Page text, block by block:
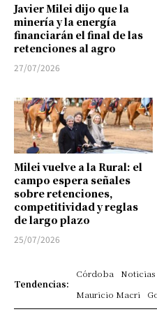
Javier Milei dijo que la
minería y la energía
financiarán el final de las
retenciones al agro
27/07/2026
Milei vuelve a la Rural: el
campo espera señales
sobre retenciones,
competitividad y reglas
de largo plazo
25/07/2026
Tendencias:
Córdoba
Mauricio Macri